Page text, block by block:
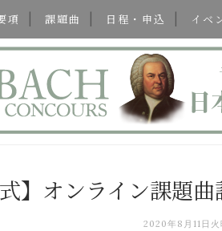
項 課題曲 日程・申込 イベ
式】オンライン課題
2020年8月11日火